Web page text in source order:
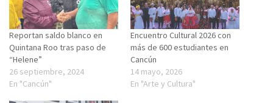
Reportan saldo blanco en
Quintana Roo tras paso de
“Helene”
26 septiembre, 2024
En "Cancún"
Encuentro Cultural 2026 con
más de 600 estudiantes en
Cancún
14 mayo, 2026
En "Arte y Cultura"